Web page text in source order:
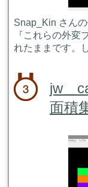
Snap_Kin さん
『これらの外変
れたままです。
jw＿
面積